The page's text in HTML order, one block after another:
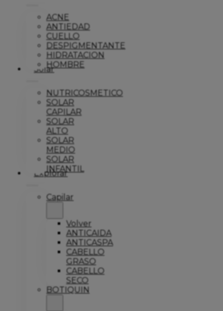
ACNE
ANTIEDAD
CUELLO
DESPIGMENTANTE
HIDRATACION
HOMBRE
Solar
NUTRICOSMETICO
SOLAR
CAPILAR
SOLAR
ALTO
SOLAR
MEDIO
SOLAR
INFANTIL
Explorar
Capilar
Volver
ANTICAIDA
ANTICASPA
CABELLO
GRASO
CABELLO
SECO
BOTIQUIN